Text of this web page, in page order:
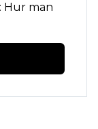
Hur man